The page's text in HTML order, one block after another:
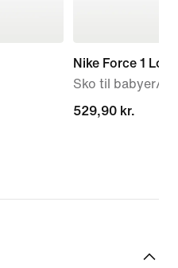
Nike Force 1 Low
Sko til babyer/
529,90 kr.
529,90 kr.